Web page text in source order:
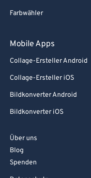
Farbwähler
Mobile Apps
Collage-Ersteller Android
Collage-Ersteller iOS
Bildkonverter Android
Bildkonverter iOS
Über uns
Blog
Spenden